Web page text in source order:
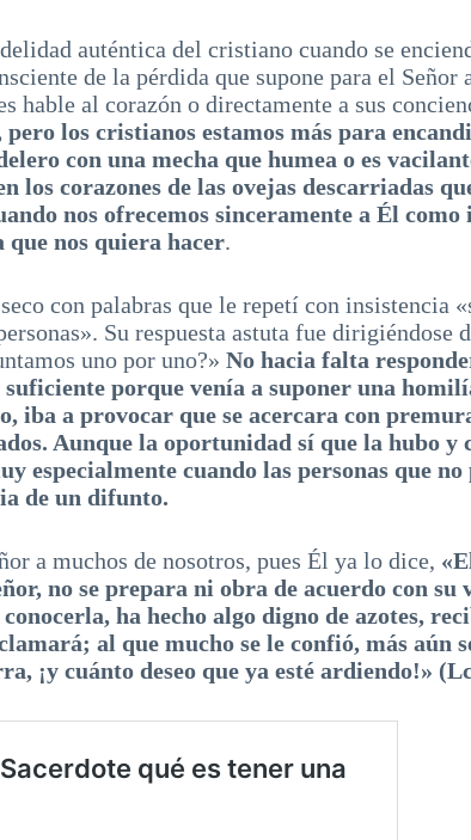
auténtica del cristiano cuando se
de la pérdida que supone para el Señor
hable al corazón o directamente a sus
pero los cristianos estamos más para
con una mecha que humea o es
los corazones de las ovejas descarriadas
nos ofrecemos sinceramente a Él
nos quiera hacer.
con palabras que le repetí con insistencia
Su respuesta astuta fue dirigiéndose
uno por uno?» No hacia falta
porque venía a suponer una
iba a provocar que se acercara con
Aunque la oportunidad sí que la hubo y
especialmente cuando las personas que
de un difunto.
a muchos de nosotros, pues Él ya lo dice,
no se prepara ni obra de acuerdo con
ha hecho algo digno de azotes,
al que mucho se le confió, más aún
¡y cuánto deseo que ya esté ardiendo!»